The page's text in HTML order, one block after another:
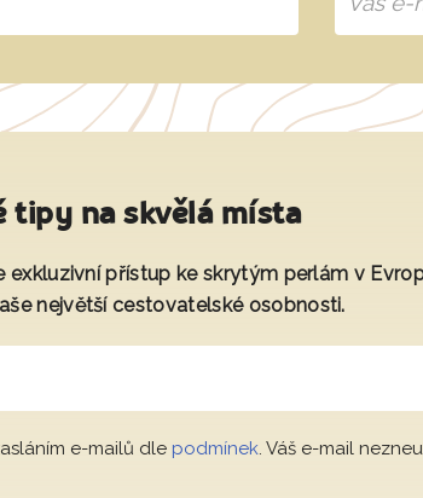
tipy na skvělá místa
exkluzivní přístup ke skrytým perlám v
největší cestovatelské osobnosti.
e-mailů dle podmínek. Váš e-mail